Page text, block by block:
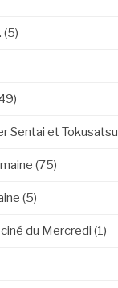
(5)
Sentai et Tokusatsu
(75)
(5)
du Mercredi (1)